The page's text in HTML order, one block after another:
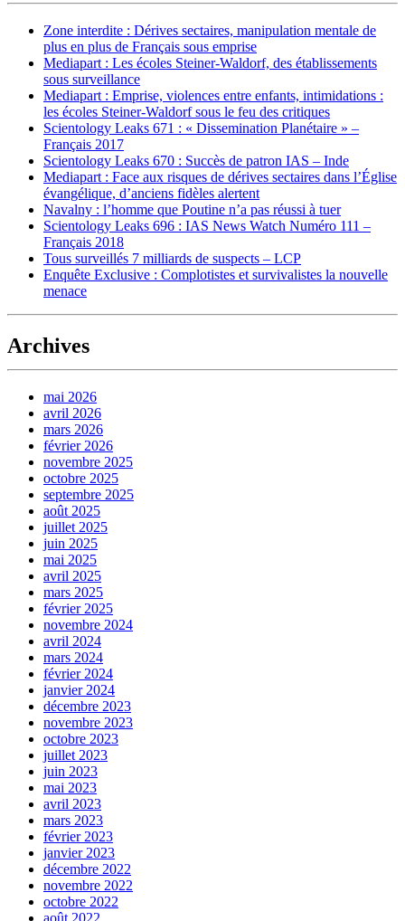
Zone interdite : Dérives sectaires, manipulation mentale de
plus en plus de Français sous emprise
Mediapart : Les écoles Steiner-Waldorf, des établissements
sous surveillance
Mediapart : Emprise, violences entre enfants, intimidations :
les écoles Steiner-Waldorf sous le feu des critiques
Scientology Leaks 671 : « Dissemination Planétaire » –
Français 2017
Scientology Leaks 670 : Succès de patron IAS – Inde
Mediapart : Face aux risques de dérives sectaires dans l’Église
évangélique, d’anciens fidèles alertent
Navalny : l’homme que Poutine n’a pas réussi à tuer
Scientology Leaks 696 : IAS News Watch Numéro 111 –
Français 2018
Tous surveillés 7 milliards de suspects – LCP
Enquête Exclusive : Complotistes et survivalistes la nouvelle
menace
Archives
mai 2026
avril 2026
mars 2026
février 2026
novembre 2025
octobre 2025
septembre 2025
août 2025
juillet 2025
juin 2025
mai 2025
avril 2025
mars 2025
février 2025
novembre 2024
avril 2024
mars 2024
février 2024
janvier 2024
décembre 2023
novembre 2023
octobre 2023
juillet 2023
juin 2023
mai 2023
avril 2023
mars 2023
février 2023
janvier 2023
décembre 2022
novembre 2022
octobre 2022
août 2022